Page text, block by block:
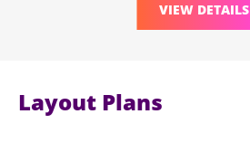
VIEW DETAILS
Layout Plans